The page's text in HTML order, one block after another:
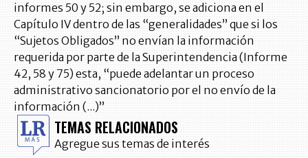
informes 50 y 52; sin embargo, se adiciona en el
Capítulo IV dentro de las “generalidades” que si los
“Sujetos Obligados” no envían la información
requerida por parte de la Superintendencia (Informe
42, 58 y 75) esta, “puede adelantar un proceso
administrativo sancionatorio por el no envío de la
información (...)”
TEMAS RELACIONADOS
Agregue sus temas de interés